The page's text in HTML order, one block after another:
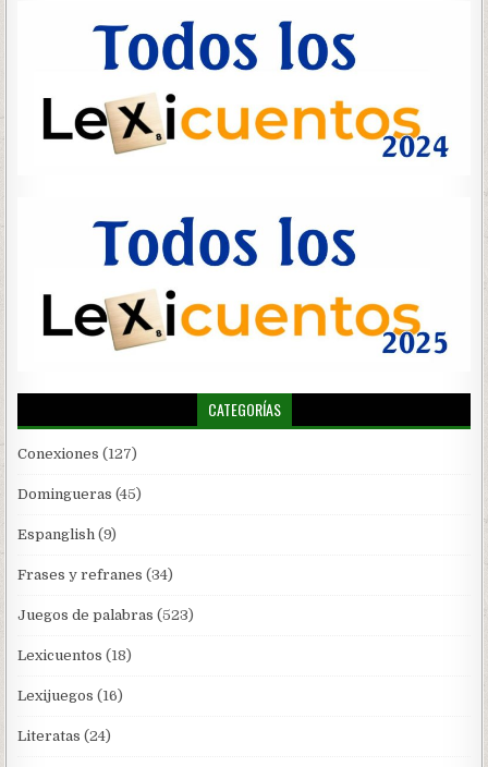
CATEGORÍAS
Conexiones (127)
Domingueras (45)
Espanglish (9)
Frases y refranes (34)
Juegos de palabras (523)
Lexicuentos (18)
Lexijuegos (16)
Literatas (24)